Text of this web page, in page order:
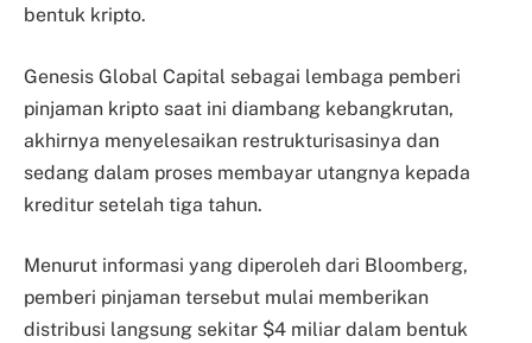
bentuk kripto.
Genesis Global Capital sebagai lembaga pemberi
pinjaman kripto saat ini diambang kebangkrutan,
akhirnya menyelesaikan restrukturisasinya dan
sedang dalam proses membayar utangnya kepada
kreditur setelah tiga tahun.
Menurut informasi yang diperoleh dari Bloomberg,
pemberi pinjaman tersebut mulai memberikan
distribusi langsung sekitar $4 miliar dalam bentuk